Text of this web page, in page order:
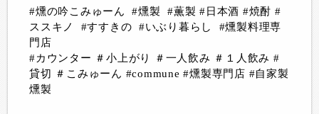
#燻の吟こみゅーん #燻製 #薫製 #日本酒 #焼酎 #
ススキノ #すすきの #いぶり暮らし #燻製料理専
門店
#カウンター ＃小上がり ＃一人飲み ＃１人飲み #
貸切 ＃こみゅーん #commune #燻製専門店 #自家製
燻製